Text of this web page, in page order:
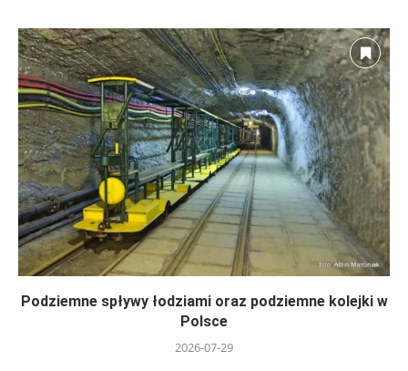
Podziemne spływy łodziami oraz podziemne kolejki w
Polsce
2026-07-29